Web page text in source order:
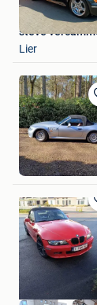
steve
Lier
Hendrickx
Schilde
Mes